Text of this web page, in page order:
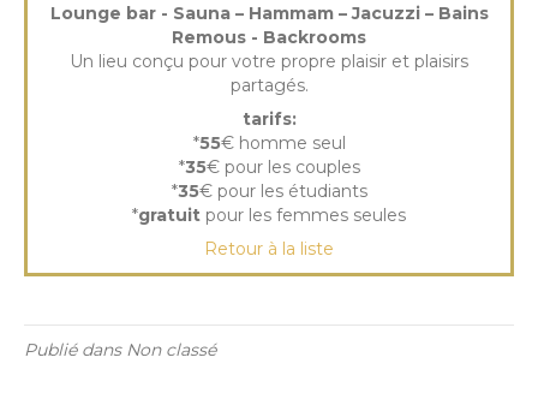
Lounge bar - Sauna – Hammam – Jacuzzi – Bains
Remous - Backrooms
Un lieu conçu pour votre propre plaisir et plaisirs
partagés.
tarifs:
*55€ homme seul
*35€ pour les couples
*35€ pour les étudiants
*gratuit pour les femmes seules
Retour à la liste
Publié dans Non classé